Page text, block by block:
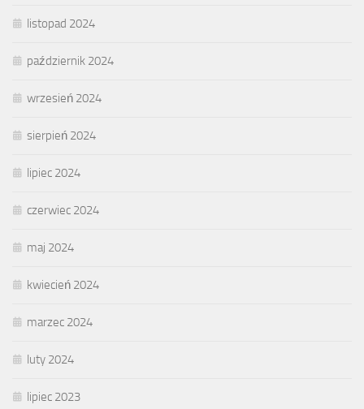
listopad 2024
październik 2024
wrzesień 2024
sierpień 2024
lipiec 2024
czerwiec 2024
maj 2024
kwiecień 2024
marzec 2024
luty 2024
lipiec 2023